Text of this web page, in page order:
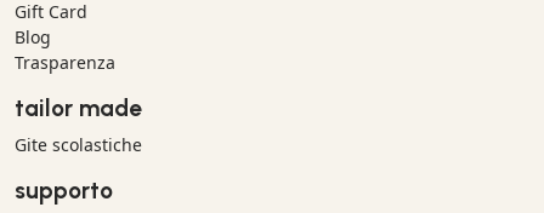
Gift Card
Blog
Trasparenza
tailor made
Gite scolastiche
supporto